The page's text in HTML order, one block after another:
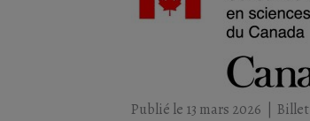
Publié le 13 mars 2026 Billet